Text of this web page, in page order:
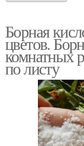
Кислоты для
Кислоты на
Борная
цветов.
комнатных
по листу